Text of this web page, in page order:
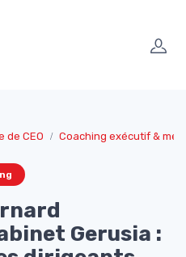
de CEO Coaching exécutif &
Gerusia :